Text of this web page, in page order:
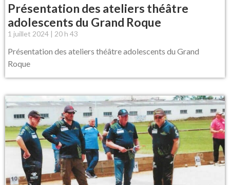
Présentation des ateliers théâtre
adolescents du Grand Roque
1 juillet 2024 20 h 43
Présentation des ateliers théâtre adolescents du Grand
Roque